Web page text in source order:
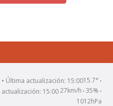
15.7° •
27km/h • 35% •
1012hPa